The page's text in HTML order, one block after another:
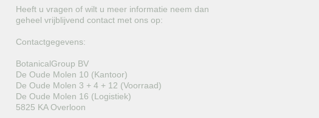
Heeft u vragen of wilt u meer informatie neem dan
geheel vrijblijvend contact met ons op:
Contactgegevens:
BotanicalGroup BV
De Oude Molen 10 (Kantoor)
De Oude Molen 3 + 4 + 12 (Voorraad)
De Oude Molen 16 (Logistiek)
5825 KA Overloon